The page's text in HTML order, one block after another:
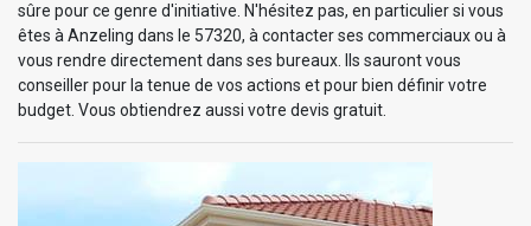
sûre pour ce genre d'initiative. N'hésitez pas, en particulier si vous
êtes à Anzeling dans le 57320, à contacter ses commerciaux ou à
vous rendre directement dans ses bureaux. Ils sauront vous
conseiller pour la tenue de vos actions et pour bien définir votre
budget. Vous obtiendrez aussi votre devis gratuit.